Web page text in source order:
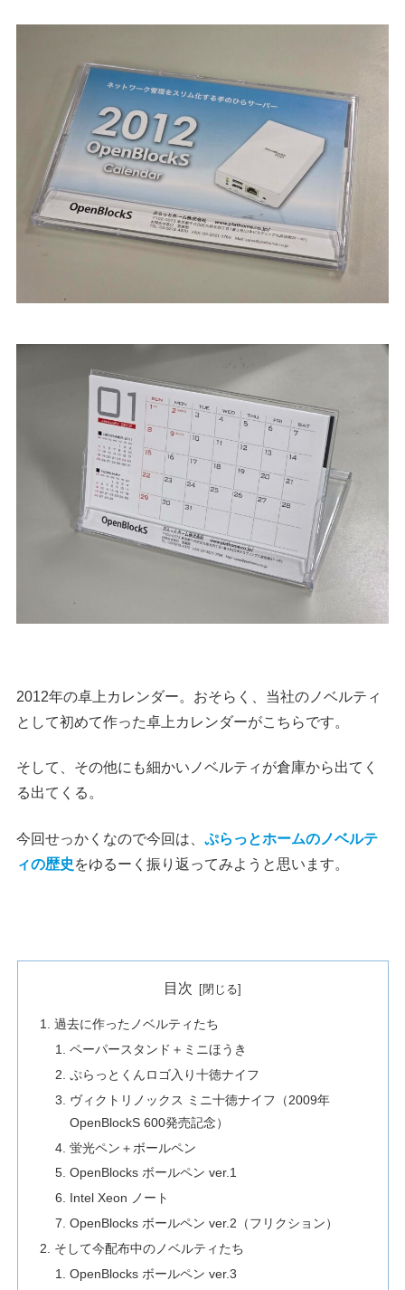
2012年の卓上カレンダー。おそらく、当社のノベルティ
として初めて作った卓上カレンダーがこちらです。
そして、その他にも細かいノベルティが倉庫から出てく
る出てくる。
今回せっかくなので今回は、ぷらっとホームのノベルテ
ィの歴史 をゆるーく振り返ってみようと思います。
目次
過去に作ったノベルティたち
ペーパースタンド＋ミニほうき
ぷらっとくんロゴ入り十徳ナイフ
ヴィクトリノックス ミニ十徳ナイフ（2009年
OpenBlockS 600発売記念）
蛍光ペン＋ボールペン
OpenBlocks ボールペン ver.1
Intel Xeon ノート
OpenBlocks ボールペン ver.2（フリクション）
そして今配布中のノベルティたち
OpenBlocks ボールペン ver.3